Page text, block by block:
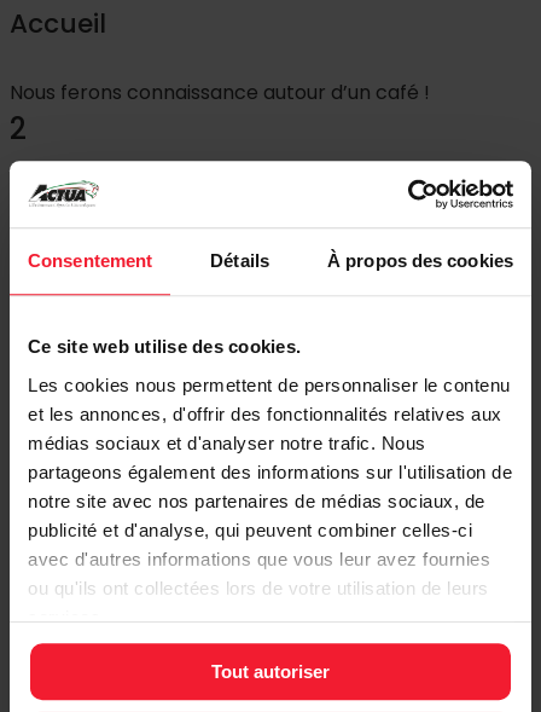
Consentement Détails À propos des cookies
Ce site web utilise des cookies.
Les cookies nous permettent de personnaliser le contenu
et les annonces, d'offrir des fonctionnalités relatives aux
médias sociaux et d'analyser notre trafic. Nous
partageons également des informations sur l'utilisation de
notre site avec nos partenaires de médias sociaux, de
publicité et d'analyse, qui peuvent combiner celles-ci
avec d'autres informations que vous leur avez fournies
ou qu'ils ont collectées lors de votre utilisation de leurs
services.
Tout autoriser
Accueil
Nous ferons connaissance autour d’un café !
2
Briefing de piste
15 min de présentation du circuit et des règles de
sécurité en piste
Cours théorique - technique de
pilotage
En 20 min, le moniteur dispensera un cours théorique
instructif sur les notions de pilotage avancées et
professionnelles
4
Conduite sur piste & Coaching privé